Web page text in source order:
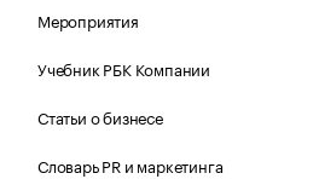
Мероприятия
Учебник РБК Компании
Статьи о бизнесе
Словарь PR и маркетинга